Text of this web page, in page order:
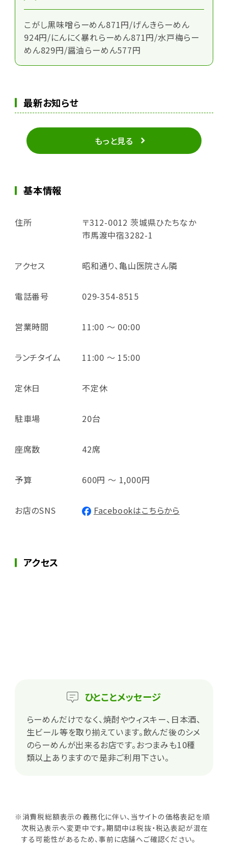
こがし黒味噌らーめん871円/げんきらーめん
924円/にんにく暴れらーめん871円/水戸梅らー
めん829円/醤油らーめん577円
最新お知らせ
もっと見る
基本情報
住所
〒312-0012 茨城県ひたちなか
市馬渡中宿3282-1
アクセス 昭和通り、亀山医院さん隣
電話番号 029-354-8515
営業時間 11:00 ～ 00:00
ランチタイム 11:00 ～ 15:00
定休日 不定休
駐車場 20台
座席数 42席
予算 600円 ～ 1,000円
お店のSNS Facebookはこちらから
アクセス
ひとことメッセージ
らーめんだけでなく、焼酎やウィスキー、日本酒、
生ビール等を取り揃えています。飲んだ後のシメ
のらーめんが出来るお店です。おつまみも10種
類以上ありますので是非ご利用下さい。
※消費税総額表示の義務化に伴い、当サイトの価格表記を順
次税込表示へ変更中です。期間中は税抜・税込表記が混在
する可能性があるため、事前に店舗へご確認ください。